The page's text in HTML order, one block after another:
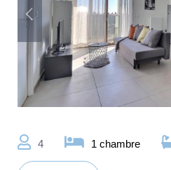
4 1 chambre